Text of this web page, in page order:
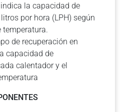
la capacidad de
por hora (LPH) según
temperatura.
de recuperación en
capacidad de
calentador y el